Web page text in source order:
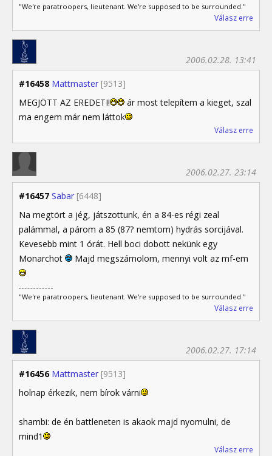
"We're paratroopers, lieutenant. We're supposed to be surrounded."
Válasz erre
#16458 Mattmaster [9513]
2006.02.28. 13:41
MEGJÖTT AZ EREDETI!
ár most telepítem a kieget, szal
ma engem már nem láttok
Válasz erre
#16457 Sabar [6448]
2006.02.27. 23:14
Na megtört a jég, játszottunk, én a 84-es régi zeal
palámmal, a párom a 85 (87? nemtom) hydrás sorcijával.
Kevesebb mint 1 órát. Hell boci dobott nekünk egy
Monarchot
Majd megszámolom, mennyi volt az mf-em
"We're paratroopers, lieutenant. We're supposed to be surrounded."
Válasz erre
#16456 Mattmaster [9513]
2006.02.27. 17:14
holnap érkezik, nem bírok várni
shambi: de én battleneten is akaok majd nyomulni, de
mind1
Válasz erre